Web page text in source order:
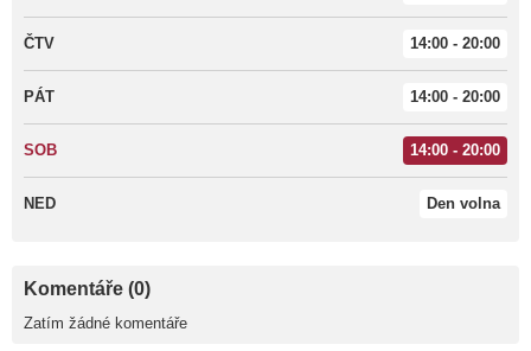
ČTV 14:00 - 20:00
PÁT 14:00 - 20:00
SOB 14:00 - 20:00
NED Den volna
Komentáře (0)
Zatím žádné komentáře